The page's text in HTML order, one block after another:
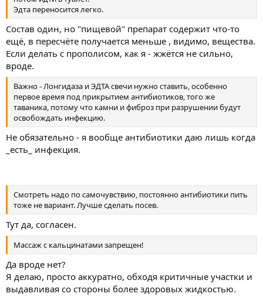
Эдта переносится легко.
Состав один, но "пищевой" препарат содержит что-то
ещё, в пересчёте получается меньше , видимо, вещества.
Если делать с прополисом, как я - жжётся не сильно,
вроде.
Важно - Лонгидаза и ЭДТА свечи нужно ставить, особенно
первое время под прикрытием антибиотиков, того же
таваника, потому что камни и фиброз при разрушении будут
освобождать инфекцию.
Не обязательно - я вообще антибиотики даю лишь когда
_есть_ инфекция.
Смотреть надо по самочувствию, постоянно антибиотики пить
тоже не вариант. Лучше сделать посев.
Тут да, согласен.
Массаж с кальцинатами запрещен!
Да вроде нет?
Я делаю, просто аккуратно, обходя критичные участки и
выдавливая со стороны более здоровых жидкостью.